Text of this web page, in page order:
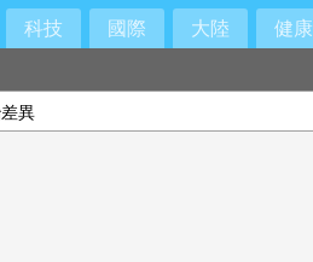
科技 國際 大陸 健康
異